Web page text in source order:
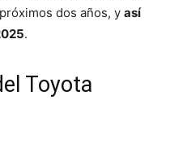
dos años, y así
.
Toyota